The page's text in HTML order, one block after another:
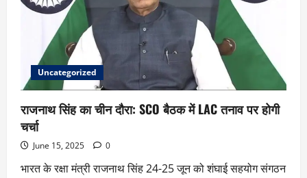
Uncategorized
राजनाथ सिंह का चीन दौरा: SCO बैठक में LAC तनाव पर होगी
चर्चा
June 15, 2025 0
भारत के रक्षा मंत्री राजनाथ सिंह 24-25 जून को शंघाई सहयोग संगठन